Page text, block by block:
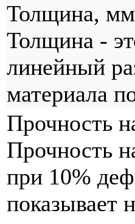
Толщина, мм
Толщина -
линейный
материала
Прочность
Прочность
при 10%
показывает